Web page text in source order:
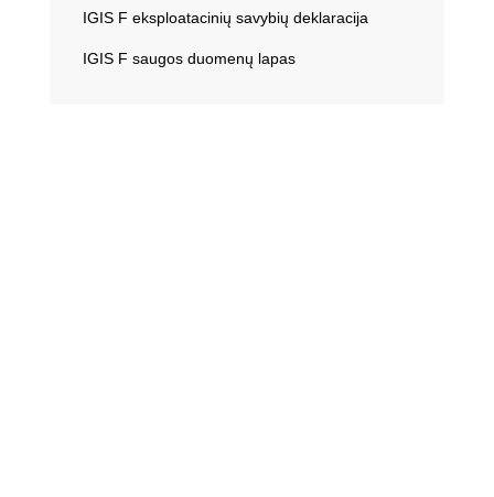
IGIS F eksploatacinių savybių deklaracija
IGIS F saugos duomenų lapas